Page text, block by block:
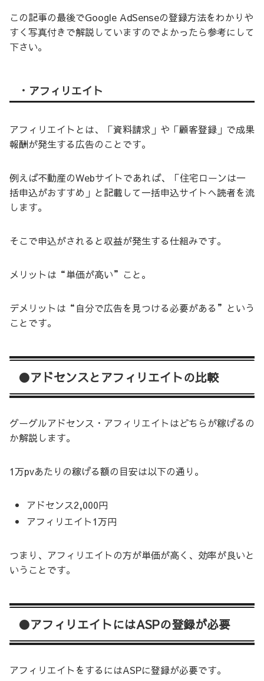
この記事の最後でGoogle AdSenseの登録方法をわかりや
すく写真付きで解説していますのでよかったら参考にして
下さい。
・アフィリエイト
アフィリエイトとは、「資料請求」や「顧客登録」で成果
報酬が発生する広告のことです。
例えば不動産のWebサイトであれば、「住宅ローンは一
括申込がおすすめ」と記載して一括申込サイトへ読者を流
します。
そこで申込がされると収益が発生する仕組みです。
メリットは“単価が高い”こと。
デメリットは“自分で広告を見つける必要がある”という
ことです。
●アドセンスとアフィリエイトの比較
グーグルアドセンス・アフィリエイトはどちらが稼げるの
か解説します。
1万pvあたりの稼げる額の目安は以下の通り。
アドセンス2,000円
アフィリエイト1万円
つまり、アフィリエイトの方が単価が高く、効率が良いと
いうことです。
●アフィリエイトにはASPの登録が必要
アフィリエイトをするにはASPに登録が必要です。